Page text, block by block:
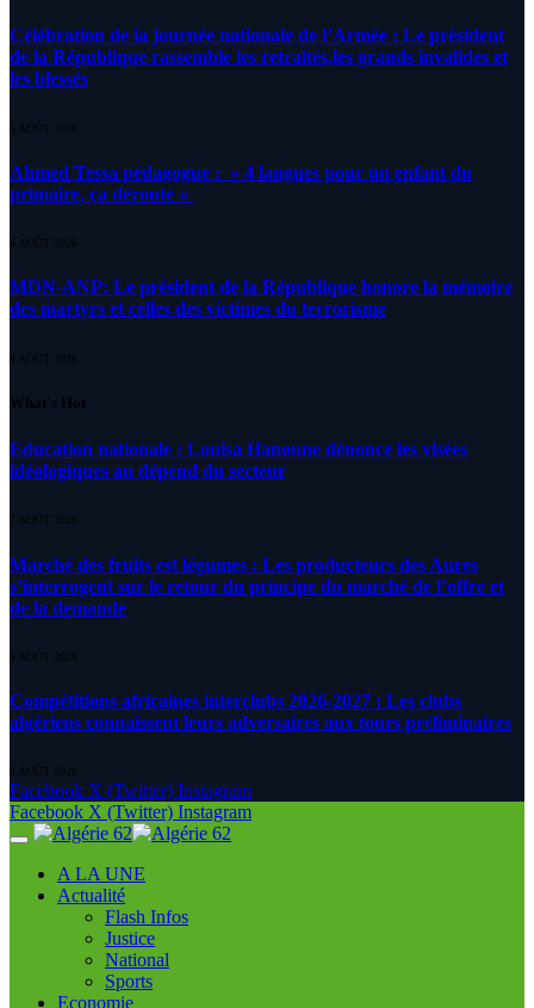
Célébration de la journée nationale de l’Armée : Le président
de la République rassemble les retraités,les grands invalides et
les blessés
5 AOÛT 2026
Ahmed Tessa pédagogue : » 4 langues pour un enfant du
primaire, ça déroute «
4 AOÛT 2026
MDN-ANP: Le président de la République honore la mémoire
des martyrs et celles des victimes du terrorisme
4 AOÛT 2026
What's Hot
Education nationale : Louisa Hanoune dénonce les visées
idéologiques au dépend du secteur
7 AOÛT 2026
Marché des fruits est légumes : Les producteurs des Aures
s’interrogent sur le retour du principe du marché de l’offre et
de la demande
6 AOÛT 2026
Compétitions africaines interclubs 2026-2027 : Les clubs
algériens connaissent leurs adversaires aux tours préliminaires
6 AOÛT 2026
Facebook X (Twitter) Instagram
Facebook X (Twitter) Instagram
A LA UNE
Actualité
Flash Infos
Justice
National
Sports
Economie